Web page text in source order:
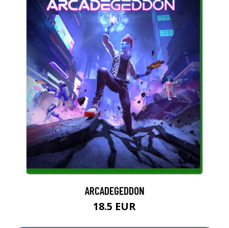
ARCADEGEDDON
18.5 EUR